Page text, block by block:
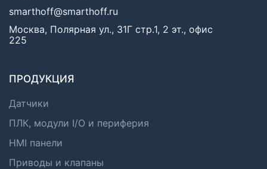
smarthoff@smarthoff.ru
Москва, Полярная ул., 31Г стр.1, 2 эт., офис
225
ПРОДУКЦИЯ
Датчики
ПЛК, модули I/O и периферия
HMI панели
Приводы и клапаны